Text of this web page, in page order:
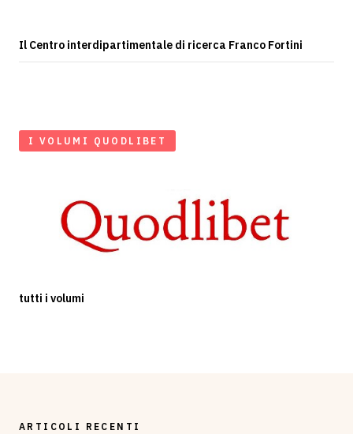
Il Centro interdipartimentale di ricerca Franco Fortini
I VOLUMI QUODLIBET
tutti i volumi
ARTICOLI RECENTI